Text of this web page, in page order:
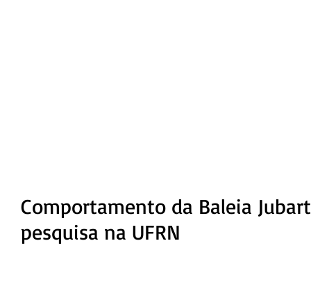
Comportamento da Baleia
pesquisa na UFRN